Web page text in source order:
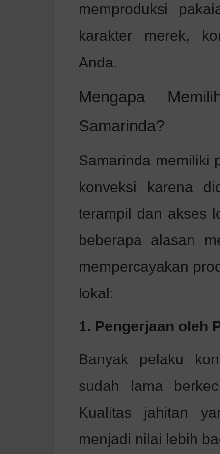
memproduksi
karakter merek,
Anda.
Mengapa
Samarinda?
Samarinda memiliki
konveksi karena
terampil dan akses
beberapa alasan
mempercayakan
lokal:
1. Pengerjaan oleh
Banyak pelaku
sudah lama
Kualitas jahitan
menjadi nilai lebih